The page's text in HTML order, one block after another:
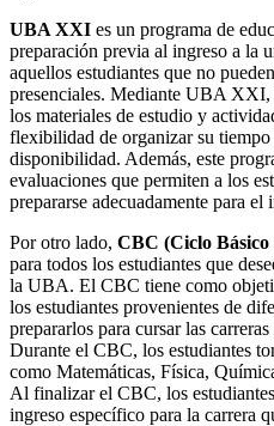
UBA XXI es un programa de
preparación previa al ingreso a la
aquellos estudiantes que no
presenciales. Mediante UBA XXI,
los materiales de estudio y
flexibilidad de organizar su tiempo
disponibilidad. Además, este
evaluaciones que permiten a los
prepararse adecuadamente para
Por otro lado, CBC (Ciclo
para todos los estudiantes que
la UBA. El CBC tiene como
los estudiantes provenientes de
prepararlos para cursar las
Durante el CBC, los estudiantes
como Matemáticas, Física,
Al finalizar el CBC, los
ingreso específico para la carrera